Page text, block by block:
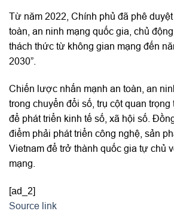
Từ năm 2022, Chính phủ đã phê
toàn, an ninh mạng quốc gia, chủ
thách thức từ không gian mạng đến
2030”.
Chiến lược nhấn mạnh an toàn, an
trong chuyển đổi số, trụ cột quan
để phát triển kinh tế số, xã hội số.
điểm phải phát triển công nghệ, sản
Vietnam để trở thành quốc gia tự chủ
mạng.
[ad_2]
Source link